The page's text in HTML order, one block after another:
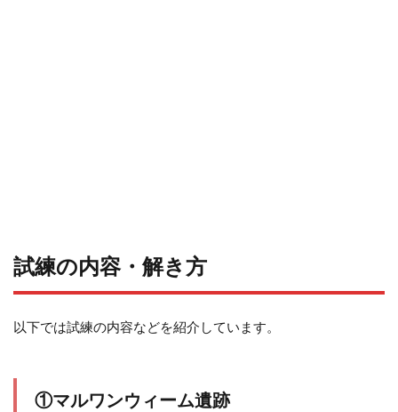
試練の内容・解き方
以下では試練の内容などを紹介しています。
①マルワンウィーム遺跡